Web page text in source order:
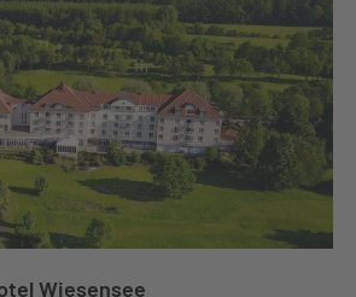
Wiesensee